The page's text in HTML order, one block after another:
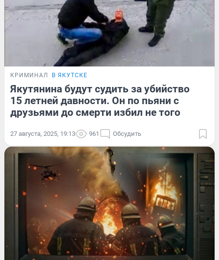
КРИМИНАЛ В ЯКУТСКЕ
Якутянина будут судить за убийство
15 летней давности. Он по пьяни с
друзьями до смерти избил не того
27 августа, 2025, 19:13 961 Обсудить